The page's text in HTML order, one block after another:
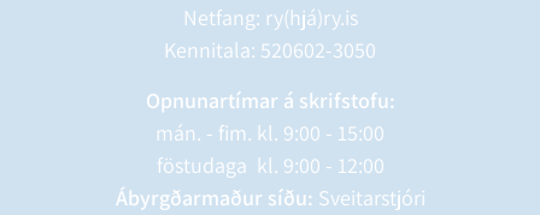
Netfang: ry(hjá)ry.is
Kennitala: 520602-3050
Opnunartímar á skrifstofu:
mán. - fim. kl. 9:00 - 15:00
föstudaga kl. 9:00 - 12:00
Ábyrgðarmaður síðu: Sveitarstjóri